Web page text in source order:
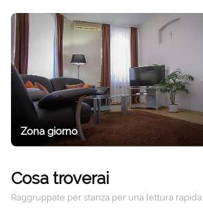
parcheggio è gratuito.
Zona giorno
Cosa troverai
Raggruppate per stanza per una lettura rapida.